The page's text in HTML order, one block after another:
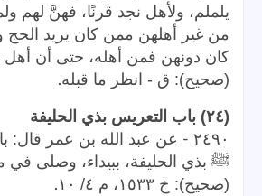
يلملم، ولأهل نجد قرنًا، فهنَّ لهم
من غير أهلهن ممن كان يريد الحج
كان دونهن فمن أهله، حتى أن أهل
(صحيح): ق - انظر ما قبله.
(٢٤) باب التعريس بذي الحليفة
٢٤٩٠ - عن عبد الله بن عمر قال:
ﷺ بذي الحليفة، ببيداء، وصلى
(صحيح): خ ١٥٣٣، م ٤/ ١٠ .